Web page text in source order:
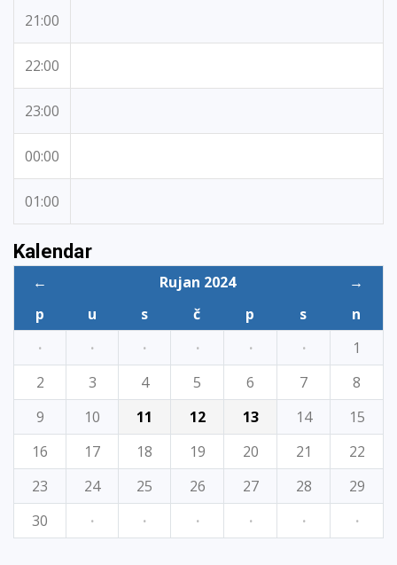
21:00
22:00
23:00
00:00
01:00
Kalendar
← Rujan 2024
→
p
u s č p s
n
·
· · · · ·
1
2
3 4 5 6 7
8
9
10 11 12 13 14
15
16
17 18 19 20 21
22
23
24 25 26 27 28
29
30
· · · · · ·